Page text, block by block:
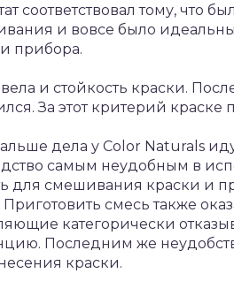
соответствовал тому, что
и вовсе было
прибора.
и стойкость краски.
За этот критерий
дела у Color Naturals
самым неудобным в
для смешивания краски и
Приготовить смесь также
категорически
Последним же
краски.